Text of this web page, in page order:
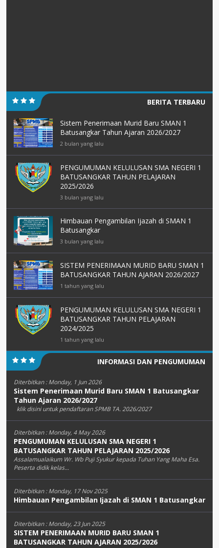
BERITA TERBARU
Sistem Penerimaan Murid Baru SMAN 1
Batusangkar Tahun Ajaran 2026/2027
2 bulan yang lalu
PENGUMUMAN KELULUSAN SMA NEGERI 1
BATUSANGKAR TAHUN PELAJARAN
2025/2026
3 bulan yang lalu
Himbauan Pengambilan Ijazah di SMAN 1
Batusangkar
3 bulan yang lalu
SISTEM PENERIMAAN MURID BARU SMAN 1
BATUSANGKAR TAHUN AJARAN 2026/2027
1 tahun yang lalu
PENGUMUMAN KELULUSAN SMA NEGERI 1
BATUSANGKAR TAHUN PELAJARAN
2024/2025
1 tahun yang lalu
INFORMASI DAN PENGUMUMAN
Diterbitkan :Monday, 1 Jun 2026
Sistem Penerimaan Murid Baru SMAN 1 Batusangkar
Tahun Ajaran 2026/2027
klik disini untuk pendaftaran SPMB TA. 2026/2027
Diterbitkan :Monday, 4 May 2026
PENGUMUMAN KELULUSAN SMA NEGERI 1
BATUSANGKAR TAHUN PELAJARAN 2025/2026
Assalamualaikum Wr. Wb Puji Syukur kepada Tuhan Yang Maha Esa.
Peserta didik kelas...
Diterbitkan :Monday, 17 Nov 2025
Himbauan Pengambilan Ijazah di SMAN 1 Batusangkar
Diterbitkan :Monday, 23 Jun 2025
SISTEM PENERIMAAN MURID BARU SMAN 1
BATUSANGKAR TAHUN AJARAN 2025/2026